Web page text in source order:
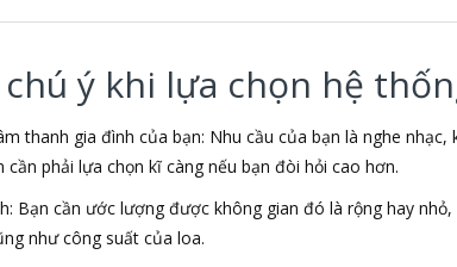
ý khi lựa chọn hệ
thanh gia đình của bạn: Nhu cầu của bạn là nghe
cần phải lựa chọn kĩ càng nếu bạn đòi hỏi cao hơn.
Bạn cần ước lượng được không gian đó là rộng hay
như công suất của loa.